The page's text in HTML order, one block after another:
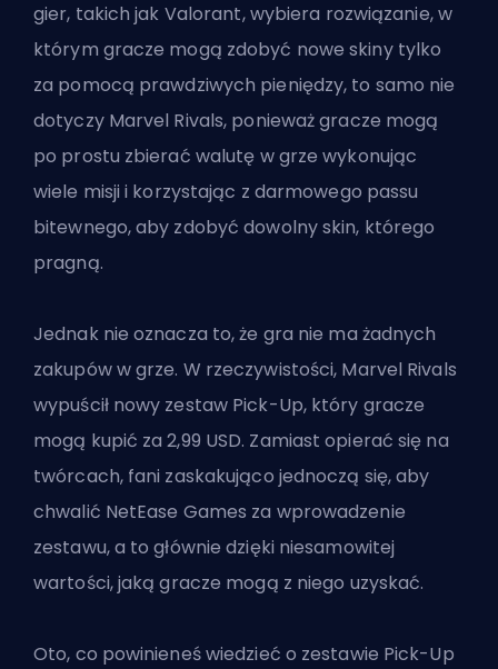
gier, takich jak Valorant, wybiera rozwiązanie, w
którym gracze mogą zdobyć nowe skiny tylko
za pomocą prawdziwych pieniędzy, to samo nie
dotyczy Marvel Rivals, ponieważ gracze mogą
po prostu zbierać walutę w grze wykonując
wiele misji i korzystając z darmowego passu
bitewnego, aby zdobyć dowolny skin, którego
pragną.
Jednak nie oznacza to, że gra nie ma żadnych
zakupów w grze. W rzeczywistości, Marvel Rivals
wypuścił nowy zestaw Pick-Up, który gracze
mogą kupić za 2,99 USD. Zamiast opierać się na
twórcach, fani zaskakująco jednoczą się, aby
chwalić NetEase Games za wprowadzenie
zestawu, a to głównie dzięki niesamowitej
wartości, jaką gracze mogą z niego uzyskać.
Oto, co powinieneś wiedzieć o zestawie Pick-Up